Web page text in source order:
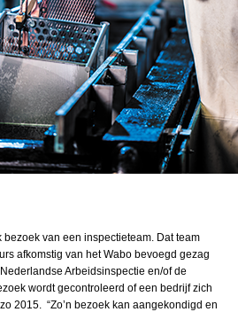
van een inspectie­team. Dat team
afkomstig van het Wabo bevoegd gezag
Arbeidsinspectie en/of de
wordt gecontroleerd of een bedrijf zich
2015. “Zo’n bezoek kan aangekondigd en